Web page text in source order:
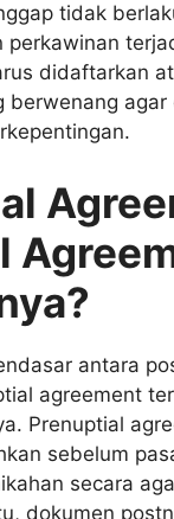
tidak
didaftarkan
berwenang
antara
agreement
Prenuptial
sebelum
secara
dokumen